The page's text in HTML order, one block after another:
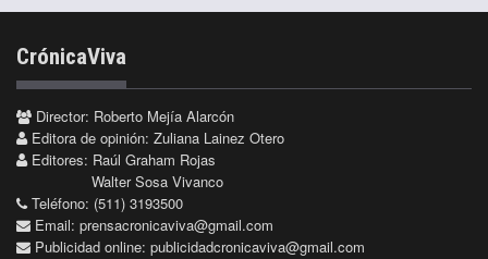
CrónicaViva
Director: Roberto Mejía Alarcón
Editora de opinión: Zuliana Lainez Otero
Editores: Raúl Graham Rojas
Walter Sosa Vivanco
Teléfono: (511) 3193500
Email: prensacronicaviva@gmail.com
Publicidad online: publicidadcronicaviva@gmail.com